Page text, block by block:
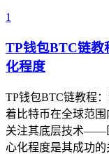
1
TP钱包BTC链教
化程度
TP钱包BTC链教程
着比特币在全球范
关注其底层技术——
心化程度是其成功